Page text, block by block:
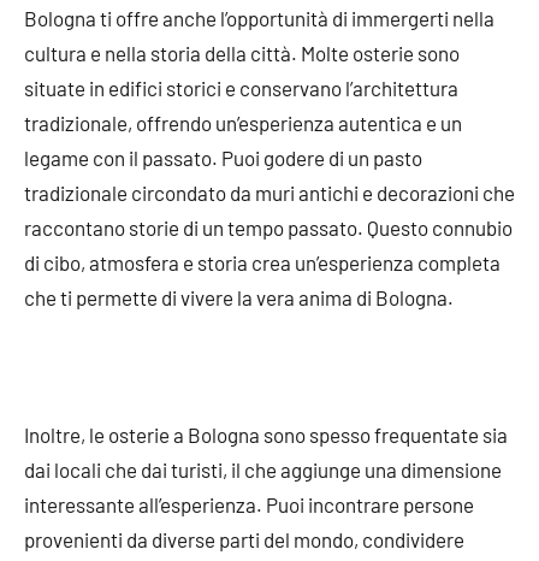
Bologna ti offre anche l’opportunità di immergerti nella
cultura e nella storia della città. Molte osterie sono
situate in edifici storici e conservano l’architettura
tradizionale, offrendo un’esperienza autentica e un
legame con il passato. Puoi godere di un pasto
tradizionale circondato da muri antichi e decorazioni che
raccontano storie di un tempo passato. Questo connubio
di cibo, atmosfera e storia crea un’esperienza completa
che ti permette di vivere la vera anima di Bologna.
Inoltre, le osterie a Bologna sono spesso frequentate sia
dai locali che dai turisti, il che aggiunge una dimensione
interessante all’esperienza. Puoi incontrare persone
provenienti da diverse parti del mondo, condividere